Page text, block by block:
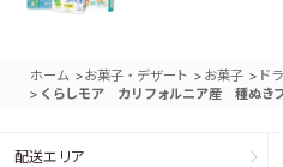
ホーム >お菓子・デザート > お菓子 > ド
> くらしモア カリフォルニア産 種ぬき
配送エリア